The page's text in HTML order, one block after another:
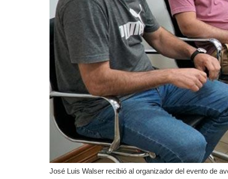
José Luis Walser recibió al organizador del evento de